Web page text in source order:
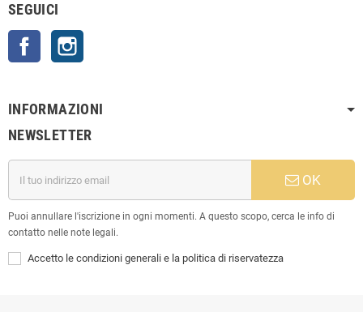
SEGUICI
Facebook
INFORMAZIONI
NEWSLETTER
OK
Puoi annullare l'iscrizione in ogni momenti. A questo scopo, cerca le info di
contatto nelle note legali.
Accetto le condizioni generali e la politica di riservatezza